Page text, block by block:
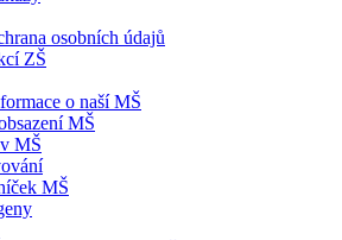
osobních údajů
ZŠ
o naší MŠ
MŠ
MŠ
MŠ